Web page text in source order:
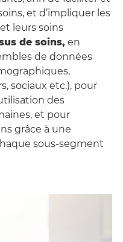
et d’impliquer les
leurs soins
de soins, en
de données
sociaux etc.), pour
des
et pour
grâce à une
sous-segment